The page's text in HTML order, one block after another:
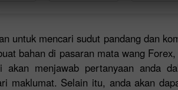
untuk mencari sudut pandang dan
bahan di pasaran mata wang
akan menjawab pertanyaan anda
maklumat. Selain itu, anda akan